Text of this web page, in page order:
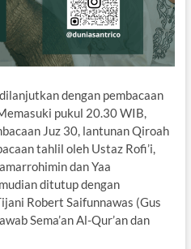
dengan pembacaan
pukul 20.30 WIB,
Juz 30, lantunan Qiroah
tahlil oleh Ustaz Rofi’i,
dan Yaa
ditutup dengan
Robert Saifunnawas (Gus
Sema’an Al-Qur’an dan